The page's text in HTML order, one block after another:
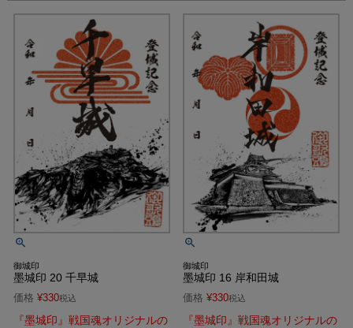
御城印
墨城印 20 千早城
価格 ¥330税込
『墨城印』戦国魂オリジナルの
御城印
墨城印 16 岸和田城
価格 ¥330税込
『墨城印』戦国魂オリジナルの